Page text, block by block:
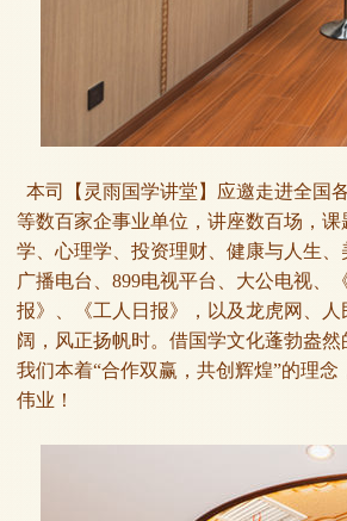
本司【灵雨国学讲堂】应邀走进全国
等数百家企事业单位，讲座数百场，
学、心理学、投资理财、健康与人生
广播电台、899电视平台、大公电视、
报》、《工人日报》，以及龙虎网、
阔，风正扬帆时。借国学文化蓬勃盎
我们本着“合作双赢，共创辉煌”的理
伟业！